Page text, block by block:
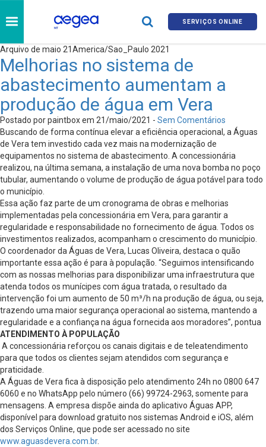
SERVIÇOS ONLINE
Arquivo de maio 21America/Sao_Paulo 2021
Melhorias no sistema de
abastecimento aumentam a
produção de água em Vera
Postado por paintbox em 21/maio/2021 - Sem Comentários
Buscando de forma contínua elevar a eficiência operacional, a Águas
de Vera tem investido cada vez mais na modernização de
equipamentos no sistema de abastecimento. A concessionária
realizou, na última semana, a instalação de uma nova bomba no poço
tubular, aumentando o volume de produção de água potável para todo
o município.
Essa ação faz parte de um cronograma de obras e melhorias
implementadas pela concessionária em Vera, para garantir a
regularidade e responsabilidade no fornecimento de água. Todos os
investimentos realizados, acompanham o crescimento do município.
O coordenador da Águas de Vera, Lucas Oliveira, destaca o quão
importante essa ação é para à população. “Seguimos intensificando
com as nossas melhorias para disponibilizar uma infraestrutura que
atenda todos os munícipes com água tratada, o resultado da
intervenção foi um aumento de 50 m³/h na produção de água, ou seja,
trazendo uma maior segurança operacional ao sistema, mantendo a
regularidade e a confiança na água fornecida aos moradores”, pontua
ATENDIMENTO À POPULAÇÃO
A concessionária reforçou os canais digitais e de teleatendimento
para que todos os clientes sejam atendidos com segurança e
praticidade.
A Águas de Vera fica à disposição pelo atendimento 24h no 0800 647
6060 e no WhatsApp pelo número (66) 99724-2963, somente para
mensagens. A empresa dispõe ainda do aplicativo Águas APP,
disponível para download gratuito nos sistemas Android e iOS, além
dos Serviços Online, que pode ser acessado no site
www.aguasdevera.com.br.